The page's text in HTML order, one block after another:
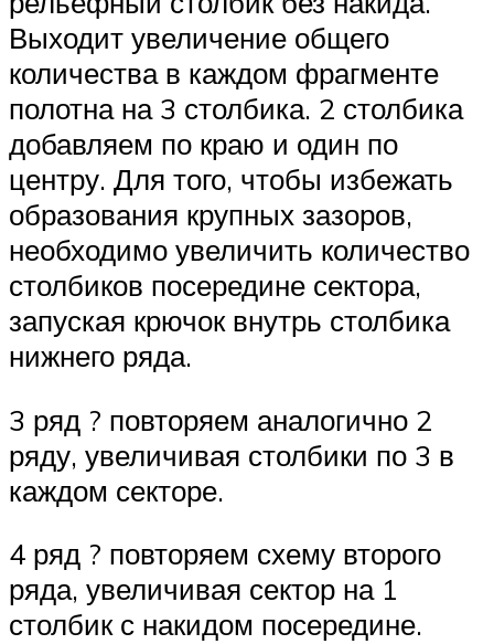
Выходит увеличение общего
количества в каждом фрагменте
полотна на 3 столбика. 2 столбика
добавляем по краю и один по
центру. Для того, чтобы избежать
образования крупных зазоров,
необходимо увеличить количество
столбиков посередине сектора,
запуская крючок внутрь столбика
нижнего ряда.
3 ряд ? повторяем аналогично 2
ряду, увеличивая столбики по 3 в
каждом секторе.
4 ряд ? повторяем схему второго
ряда, увеличивая сектор на 1
столбик с накидом посередине.